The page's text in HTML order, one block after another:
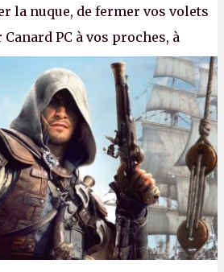
la nuque, de fermer vos volets
PC à vos proches, à
que vous croisez
à tous ! –ER.